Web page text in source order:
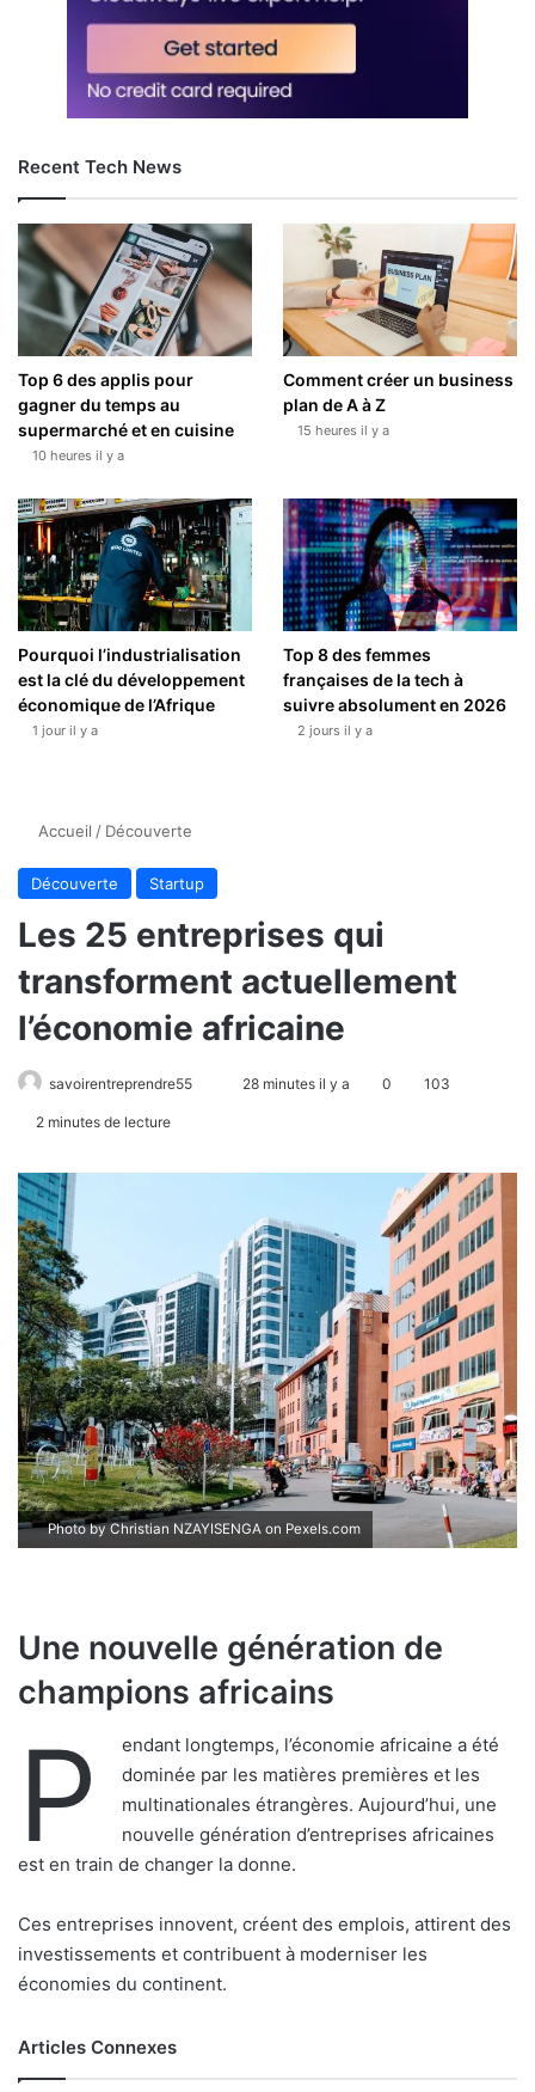
Recent Tech News
Top 6 des applis pour
gagner du temps au
supermarché et en cuisine
10 heures il y a
Comment créer un business
plan de A à Z
15 heures il y a
Pourquoi l’industrialisation
est la clé du développement
économique de l’Afrique
1 jour il y a
Top 8 des femmes
françaises de la tech à
suivre absolument en 2026
2 jours il y a